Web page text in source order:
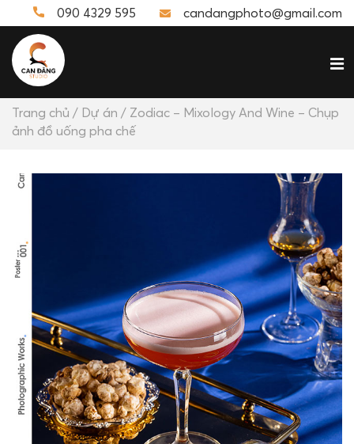
090 4329 595 candangphoto@gmail.com
Trang chủ / Dự án / Zodiac – Mixology And Wine – Chụp
ảnh đồ uống pha chế